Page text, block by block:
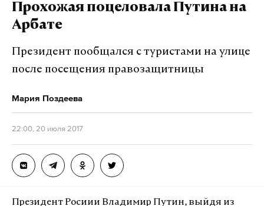
Прохожая поцеловала Путина на
Арбате
Президент пообщался с туристами на улице
после посещения правозащитницы
Мария Поздеева
22:00, 20 июля 2017
Президент Росиии Владимир Путин, выйдя из